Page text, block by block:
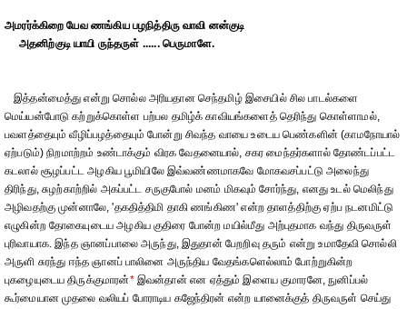
அமரர்க்கிறை யேவ ணங்கிய பழநித்திரு வாவி னன்குடி
அதனிற்குடி யாயி ருந்தருள் ...... பெருமாளே.
இத்தன்மைத்து என்று சொல்ல அரியதான செந்தமிழ் இசையில் சில பாடல்களை
மெய்யன்போடு கற்றுக்கொள்ள பற்பல தமிழ்க் காவியங்களைத் தெரிந்து கொள்ளாமல்,
பவளத்தையும் வீழிப்பழத்தையும் போன்று சிவந்த வாயை உடைய பெண்களின் (காமநோயால்
ஏற்படும்) நிறமாற்றம் உண்டாக்கும் விரக வேதனையால், சகர மைந்தர்களால் தோண்டப்பட்ட
கடலால் சூழப்பட்ட அழகிய பூமியிலே இவ்வண்ணமாகவே மோகவசப்பட்டு அலைந்து
திரிந்து, சுழற்காற்றில் அகப்பட்ட சருகுபோல் மனம் மிகவும் சோர்ந்து, எனது உடல் மெலிந்து
அழிவதற்கு முன்னாலே, 'தகதித்திமி தாகி ணங்கிண' என்ற தாளத்திற்கு ஏற்ப நடனமிட்டு
எழுகின்ற தோகையுடைய அழகிய குதிரை போன்ற மயில்மீது அற்புதமாக வந்து திருவருள்
புரிவாயாக. இந்த ஞானப்பாலை அருந்து, இதுதான் பேறறிவு தரும் என்று உமாதேவி சொல்லி
அருளி சுரந்து ஈந்த ஞானப் பாலினை அருந்திய வேதங்களெல்லாம் போற்றுகின்ற
புகழையுடைய திருக்குமாரன்*இவன்தான் என ஏத்தும் இளைய குமாரனே, நுனிப்பல்
கூர்மையான முதலை வலியப் போராடிய கஜேந்திரன் என்ற யானைக்குத் திருவருள் செய்து